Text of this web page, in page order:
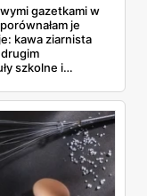
gazetkami w
je
kawa ziarnista
szkolne i
z aplikacją. Aldi
w skrócie:
warzywa jedź